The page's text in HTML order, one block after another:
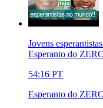
Jovens
Esperanto do
54:16 PT
Esperanto do